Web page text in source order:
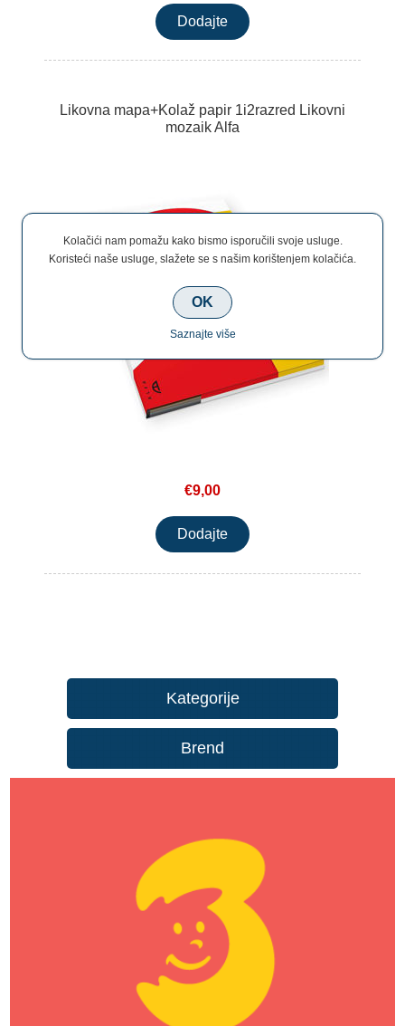
Likovna mapa+Kolaž papir 1i2razred Likovni
mozaik Alfa
€9,00
Kategorije
Brend
Kolačići nam pomažu kako bismo isporučili svoje usluge.
Koristeći naše usluge, slažete se s našim korištenjem kolačića.
OK
Saznajte više